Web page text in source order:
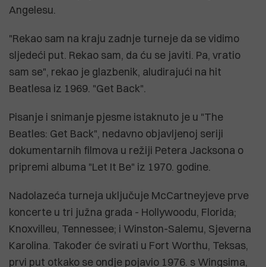
Angelesu.
"Rekao sam na kraju zadnje turneje da se vidimo
sljedeći put. Rekao sam, da ću se javiti. Pa, vratio
sam se", rekao je glazbenik, aludirajući na hit
Beatlesa iz 1969. "Get Back".
Pisanje i snimanje pjesme istaknuto je u "The
Beatles: Get Back", nedavno objavljenoj seriji
dokumentarnih filmova u režiji Petera Jacksona o
pripremi albuma "Let It Be" iz 1970. godine.
Nadolazeća turneja uključuje McCartneyjeve prve
koncerte u tri južna grada - Hollywoodu, Florida;
Knoxvilleu, Tennessee; i Winston-Salemu, Sjeverna
Karolina. Također će svirati u Fort Worthu, Teksas,
prvi put otkako se ondje pojavio 1976. s Wingsima,